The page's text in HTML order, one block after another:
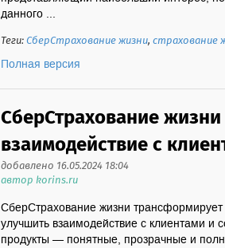
данного ...
Теги:СберСтрахование жизни,страхование
Полная версия
СберСтрахование
взаимодействие с
добавлено 16.05.2024 18:04
автор korins.ru
СберСтрахование жизни трансформирует
улучшить взаимодействие с клиентами и
продукты — понятные, прозрачные и